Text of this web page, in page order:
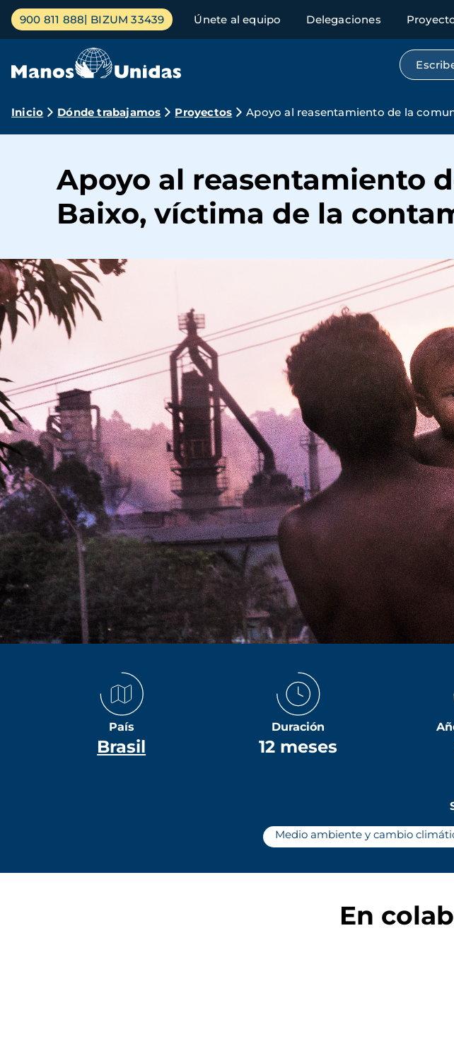
Pasar
contenido
Menú
principal
900 811 888 BIZUM 33439 Únete al equipo Delegaciones
Ruta
navegación
Inicio Dónde trabajamos Proyectos Apoyo al reasentamiento de la
Apoyo al reasentamiento
Baixo, víctima de la
País
Brasil
Duración
12 meses
Medio ambiente y cambio
En